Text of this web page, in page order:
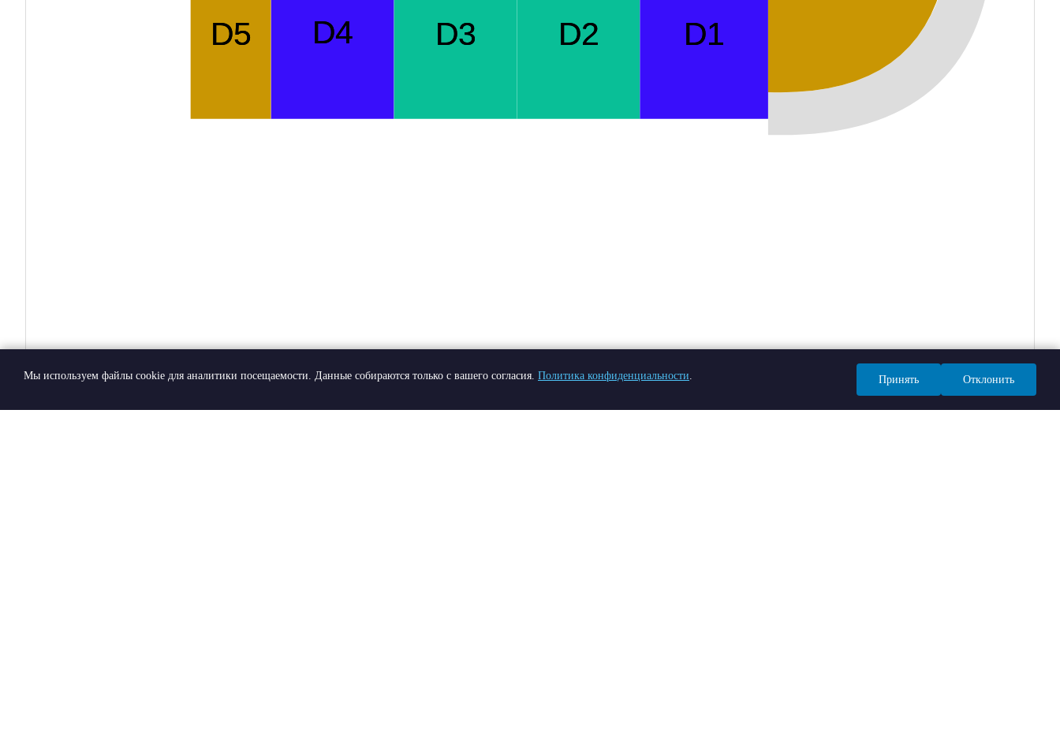
Мы используем файлы cookie для аналитики посещаемости. Данные собираются только с вашего согласия. Политика конфиденциальности. Принять Отклонить